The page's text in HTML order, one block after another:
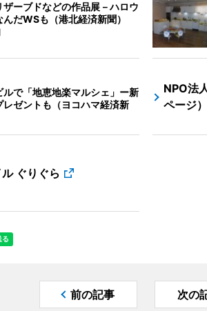
ザーブドなどの作品展－ハロウ
んだWSも（港北経済新聞）
ルで「地恵地楽マルシェ」ー新
レゼントも（ヨコハマ経済新
NPO法
ページ）
ぐりぐら
前の記事 次の